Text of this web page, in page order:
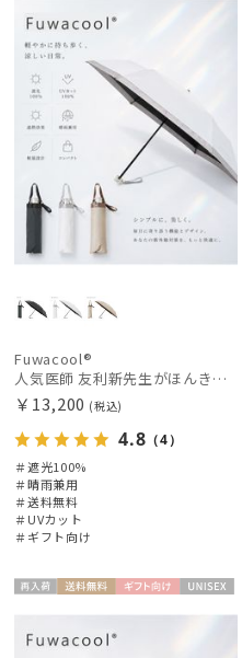
価格の高い
順
価格の低い
順
人気順
売上点数順
お気に入り
料
Fuwacool®
人気医師 友利新先生がほんきで作った”絶対に忘れない誰でも日傘” 50【晴雨兼用折りたたみ日傘】フワクール® (Fuwacool®) 雨の日OK 軽量 遮光100% UV100%
￥13,200 (税込)
4.8 （4）
＃遮光100%
＃晴雨兼用
＃送料無料
＃UVカット
＃ギフト向け
荷
向け